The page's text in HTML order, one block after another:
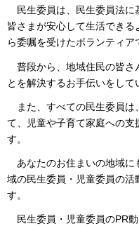
民生委員は、民生委員法に
皆さまが安心して生活でき
ら委嘱を受けたボランティア
普段から、地域住民の皆さ
とを解決するお手伝いをして
また、 すべての民生委員は
て、児童や子育て家庭への支
す。
あなたのお住まいの地域に
域の民生委員・児童委員の活
す。
民生委員・児童委員のPR